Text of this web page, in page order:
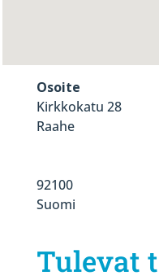
Osoite
Kirkkokatu 28
Raahe
92100
Suomi
Tulevat